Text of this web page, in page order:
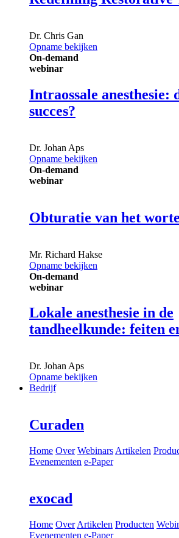
Dr. Chris Gan
Opname bekijken
On-demand
webinar
Intraossale anesthesie:
succes?
Dr. Johan Aps
Opname bekijken
On-demand
webinar
Obturatie van het
Mr. Richard Hakse
Opname bekijken
On-demand
webinar
Lokale anesthesie in de
tandheelkunde: feiten
Dr. Johan Aps
Opname bekijken
Bedrijf
Curaden
Home Over Webinars Artikelen
Evenementen e-Paper
exocad
Home Over Artikelen Producten
Evenementen e-Paper